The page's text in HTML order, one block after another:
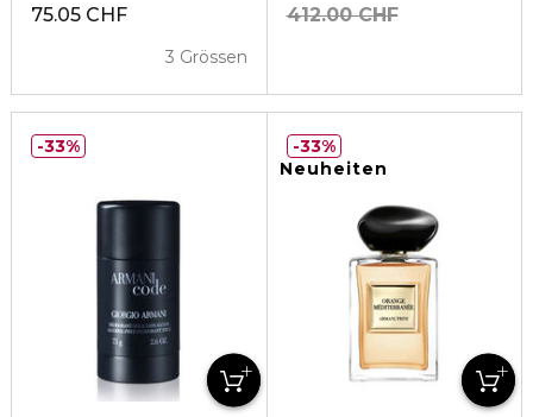
75.05 CHF
3 Grössen
412.00 CHF
33%
Neuheiten
33%